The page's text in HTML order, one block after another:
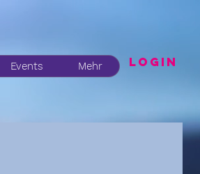
Events Mehr LogIN